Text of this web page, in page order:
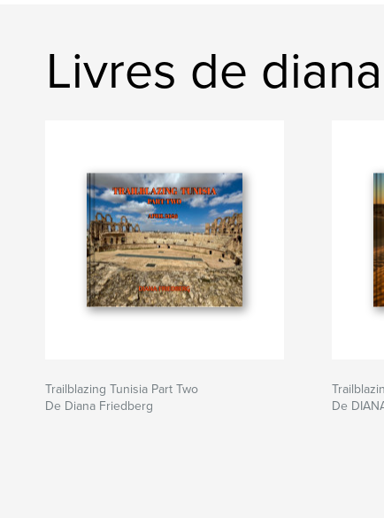
Livres de
Trailblazing Tunisia Part Two
De Diana Friedberg
De